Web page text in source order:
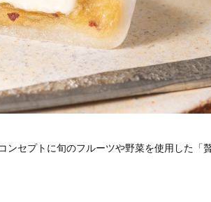
セプトに旬のフルーツや野菜を使用した「